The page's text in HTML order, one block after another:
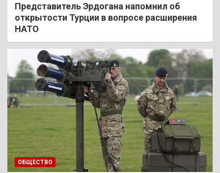
Представитель Эрдогана напомнил об
открытости Турции в вопросе расширения
НАТО
ОБЩЕСТВО